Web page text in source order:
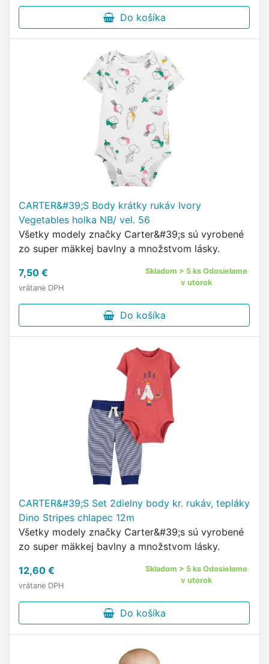
Do košíka
CARTER&#39;S Body krátky rukáv Ivory
Vegetables holka NB/ vel. 56
Všetky modely značky Carter&#39;s sú vyrobené
zo super mäkkej bavlny a množstvom lásky.
7,50 €
vrátane DPH
Skladom > 5 ks Odosielame
v utorok
Do košíka
CARTER&#39;S Set 2dielny body kr. rukáv, tepláky
Dino Stripes chlapec 12m
Všetky modely značky Carter&#39;s sú vyrobené
zo super mäkkej bavlny a množstvom lásky.
12,60 €
vrátane DPH
Skladom > 5 ks Odosielame
v utorok
Do košíka